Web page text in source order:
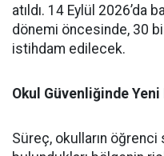
atıldı. 14 Eylül 2026’da
dönemi öncesinde, 30
istihdam edilecek.
Okul Güvenliğinde Yeni
Süreç, okulların öğrenci